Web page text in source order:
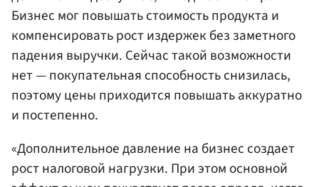
Бизнес мог повышать стоимость продукта и
компенсировать рост издержек без заметного
падения выручки. Сейчас такой возможности
нет — покупательная способность снизилась,
поэтому цены приходится повышать аккуратно
и постепенно.
«Дополнительное давление на бизнес создает
рост налоговой нагрузки. При этом основной